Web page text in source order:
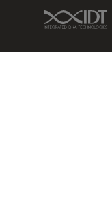
IDT Link